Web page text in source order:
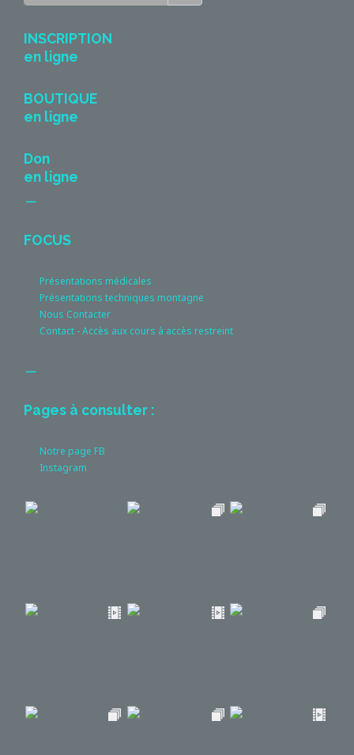
INSCRIPTION
en ligne
BOUTIQUE
en ligne
Don
en ligne
FOCUS
Présentations médicales
Présentations techniques montagne
Nous Contacter
Contact - Accès aux cours à accès restreint
Pages à consulter :
Notre page FB
Instagram